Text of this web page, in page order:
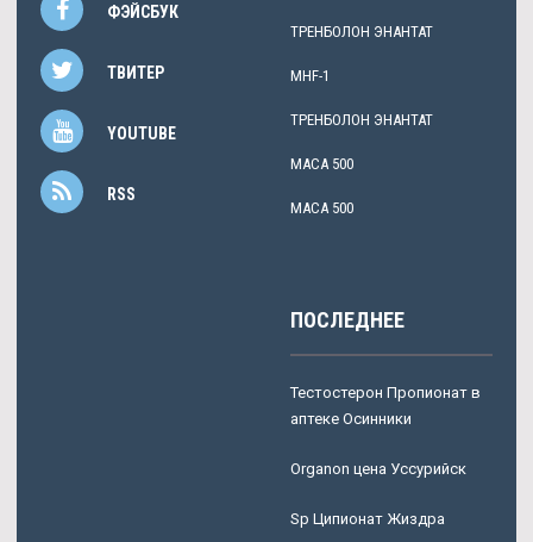
ФЭЙСБУК
ТВИТЕР
YOUTUBE
RSS
ТРЕНБОЛОН ЭНАНТАТ
MHF-1
ТРЕНБОЛОН ЭНАНТАТ
MACA 500
MACA 500
ПОСЛЕДНЕЕ
Тестостерон Пропионат в
аптеке Осинники
Organon цена Уссурийск
Sp Ципионат Жиздра